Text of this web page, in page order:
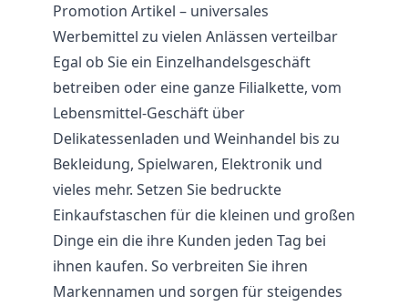
Promotion Artikel – universales
Werbemittel zu vielen Anlässen verteilbar
Egal ob Sie ein Einzelhandelsgeschäft
betreiben oder eine ganze Filialkette, vom
Lebensmittel-Geschäft über
Delikatessenladen und Weinhandel bis zu
Bekleidung, Spielwaren, Elektronik und
vieles mehr. Setzen Sie bedruckte
Einkaufstaschen für die kleinen und großen
Dinge ein die ihre Kunden jeden Tag bei
ihnen kaufen. So verbreiten Sie ihren
Markennamen und sorgen für steigendes